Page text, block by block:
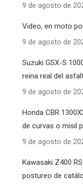
9 de agosto de
Video, en moto
9 de agosto de
Suzuki GSX-S
reina real del
9 de agosto de
Honda CBR
de curvas o misil
9 de agosto de
Kawasaki Z400
postureo de